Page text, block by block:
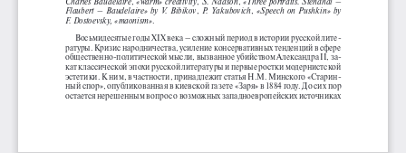
Flaubert  –  Baudelaire»  by  V.  Bibikov ,
  P.  Yakubovich
,
  «Speech  on  Pushkin»  by
F. Dostoevsky, «maonism».
Восьмидесятые годы XIX века – сложный период в истории русской лите-
ратуры. Кризис народничества, усиление консервативных тенденций в сфере
общественно-политической мысли, вызванное убийством Александра II, за-
кат классической эпохи русской литературы и первые ростки модернистской
эстетики. К ним, в частности, принадлежит статья Н.М. Минского «Старин-
ный спор», опубликованная в киевской газете «Заря» в 1884 году. До сих пор
остается нерешенным вопрос о возможных западноевропейских источниках